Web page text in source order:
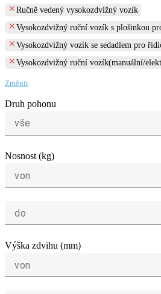
clear Ručně vedený vysokozdvižný vozík
clear Vysokozdvižný ruční vozík s plošinkou
clear Vysokozdvižný vozík se sedadlem pro
clear Vysokozdvižný ruční vozík(manuální/
Změnit
Druh pohonu
vše
Nosnost (kg)
von
do
Výška zdvihu (mm)
von